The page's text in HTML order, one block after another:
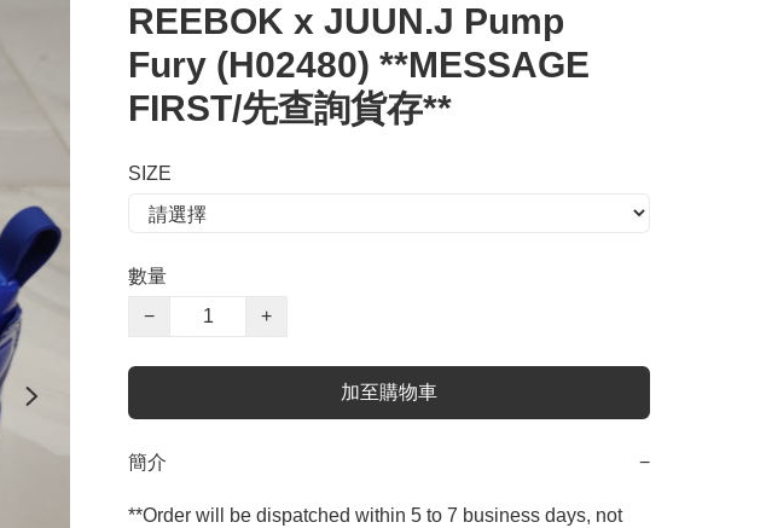
REEBOK x JUUN.J Pump
Fury (H02480) **MESSAGE
FIRST/先查詢貨存**
SIZE
數量
−
+
加至購物車
簡介 −
**Order will be dispatched within 5 to 7 business days, not